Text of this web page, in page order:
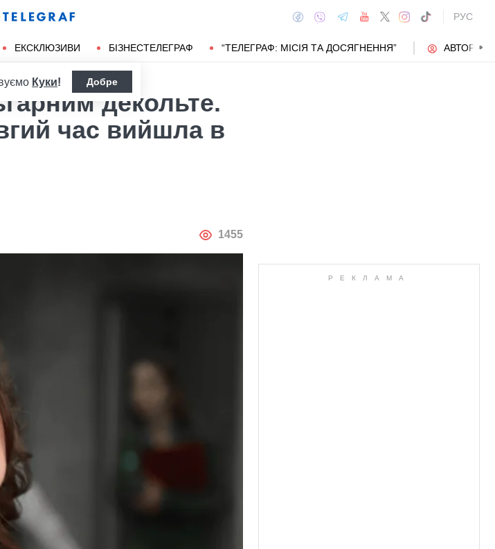
РУС
ЕКСКЛЮЗИВИ БІЗНЕСТЕЛЕГРАФ “ТЕЛЕГРАФ: МІСІЯ ТА ДОСЯГНЕННЯ” АВТОРИ
Куки! Добре
декольте.
час вийшла в
АВТОР
1455